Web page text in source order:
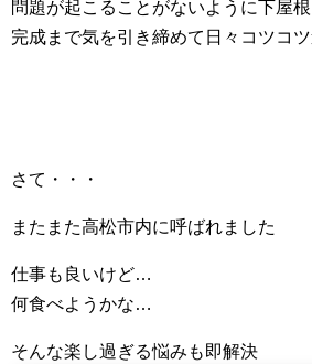
問題が起こることがないように下屋
完成まで気を引き締めて日々コツコ
さて・・・
またまた高松市内に呼ばれました
仕事も良いけど…
何食べようかな…
そんな楽し過ぎる悩みも即解決